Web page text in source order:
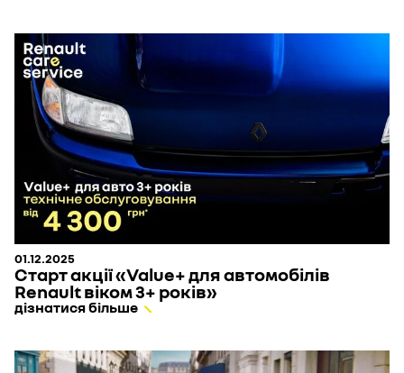
01.12.2025
Старт акції «Value+ для автомобілів
Renault віком 3+ років»
дізнатися більше